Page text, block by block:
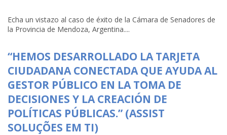
Echa un vistazo al caso de éxito de la Cámara de Senadores de
la Provincia de Mendoza, Argentina....
“HEMOS DESARROLLADO LA TARJETA
CIUDADANA CONECTADA QUE AYUDA AL
GESTOR PÚBLICO EN LA TOMA DE
DECISIONES Y LA CREACIÓN DE
POLÍTICAS PÚBLICAS.” (ASSIST
SOLUÇÕES EM TI)